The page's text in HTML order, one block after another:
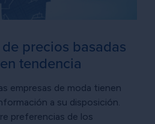
precios basadas
tendencia
empresas de moda tienen
a su disposición.
preferencias de los